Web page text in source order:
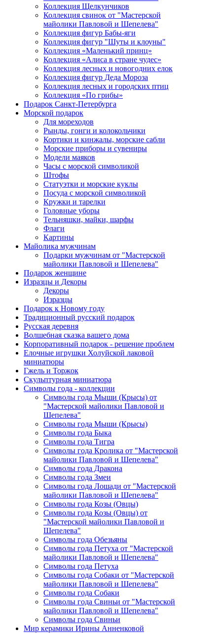
Коллекция Щелкунчиков
Коллекция свинок от "Мастерской
майолики Павловой и Шепелева"
Коллекция фигур Бабы-яги
Коллекция фигур "Шуты и клоуны"
Коллекция «Маленький принц»
Коллекция «Алиса в стране чудес»
Коллекция лесных и новогодних елок
Коллекция фигур Деда Мороза
Коллекция лесных и городских птиц
Коллекция «По грибы»
Подарок Санкт-Петербурга
Морской подарок
Для мореходов
Рынды, гонги и колокольчики
Кортики и кинжалы, морские сабли
Морские приборы и сувениры
Модели маяков
Часы с морской символикой
Штофы
Статуэтки и морские куклы
Посуда с морской символикой
Кружки и тарелки
Головные уборы
Тельняшки, майки, шарфы
Флаги
Картины
Майолика мужчинам
Подарки мужчинам от "Мастерской
майолики Павловой и Шепелева"
Подарок женщине
Изразцы и Декоры
Декоры
Изразцы
Подарок к Новому году
Традиционный русский подарок
Русская деревня
Волшебная сказка вашего дома
Корпоративный подарок - решение проблем
Елочные игрушки Холуйской лаковой
миниатюры
Гжель и Торжок
Скульптурная миниатюра
Символы года - коллекции
Символы года Мыши (Крысы) от
"Мастерской майолики Павловой и
Шепелева"
Символы года Мыши (Крысы)
Символы года Быка
Символы года Тигра
Символы года Кролика от "Мастерской
майолики Павловой и Шепелева"
Символы года Дракона
Символы года Змеи
Символы года Лошади от "Мастерской
майолики Павловой и Шепелева"
Символы года Козы (Овцы)
Символы года Козы (Овцы) от
"Мастерской майолики Павловой и
Шепелева"
Символы года Обезьяны
Символы года Петуха от "Мастерской
майолики Павловой и Шепелева"
Символы года Петуха
Символы года Собаки от "Мастерской
майолики Павловой и Шепелева"
Символы года Собаки
Символы года Свиньи от "Мастерской
майолики Павловой и Шепелева"
Символы года Свиньи
Мир керамики Ирины Анненковой